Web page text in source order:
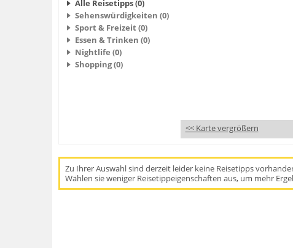
Alle Reisetipps (0)
Sehenswürdigkeiten (0)
Sport & Freizeit (0)
Essen & Trinken (0)
Nightlife (0)
Shopping (0)
<< Karte vergrößern
Zu Ihrer Auswahl sind derzeit leider keine Reisetipps
Wählen sie weniger Reisetippeigenschaften aus, um mehr